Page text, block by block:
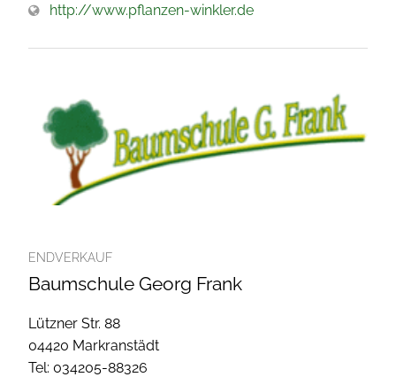
http://www.pflanzen-winkler.de
ENDVERKAUF
Baumschule Georg Frank
Lützner Str. 88
04420 Markranstädt
Tel: 034205-88326